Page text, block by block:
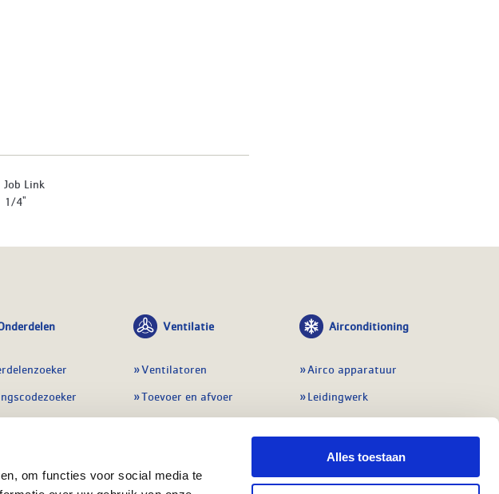
om functies voor social media te
Alles toestaan
Job Link
1/4"
Ventilatie
Ventilatoren
Toevoer en afvoer
Service & onderhoud
Airconditioning
Airco apparatuur
Leidingwerk
Gereedschap en